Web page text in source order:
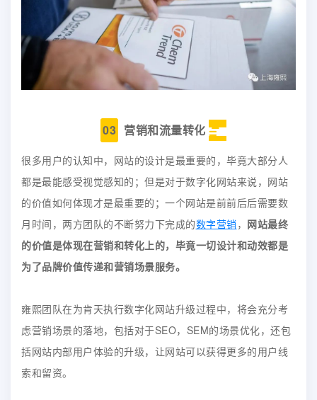
03 营销和流量转化
很多用户的认知中，网站的设计是最重要的，毕竟大部分人
都是最能感受视觉感知的；但是对于数字化网站来说，网站
的价值如何体现才是最重要的；一个网站是前前后后需要数
月时间，两方团队的不断努力下完成的数字营销， 网站最终
的价值是体现在营销和转化上的，毕竟一切设计和动效都是
为了品牌价值传递和营销场景服务。
雍熙团队在为肯天执行数字化网站升级过程中，将会充分考
虑营销场景的落地，包括对于SEO，SEM的场景优化，还包
括网站内部用户体验的升级，让网站可以获得更多的用户线
索和留资。